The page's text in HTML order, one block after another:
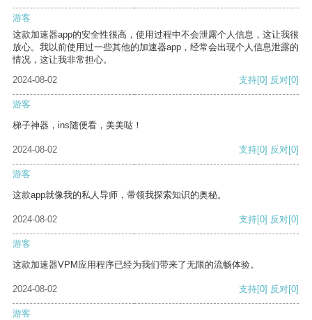
游客
这款加速器app的安全性很高，使用过程中不会泄露个人信息，这让我很
放心。我以前使用过一些其他的加速器app，经常会出现个人信息泄露的
情况，这让我非常担心。
2024-08-02
支持[0] 反对[0]
游客
梯子神器，ins随便看，美美哒！
2024-08-02 支持[0] 反对[0]
游客
这款app就像我的私人导师，带领我探索知识的奥秘。
2024-08-02 支持[0] 反对[0]
游客
这款加速器VPM应用程序已经为我们带来了无限的流畅体验。
2024-08-02 支持[0] 反对[0]
游客